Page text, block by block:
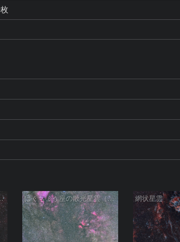
枚
ングの三角） はくちょう座の散光星雲（１００ｍｍ） 網状星雲